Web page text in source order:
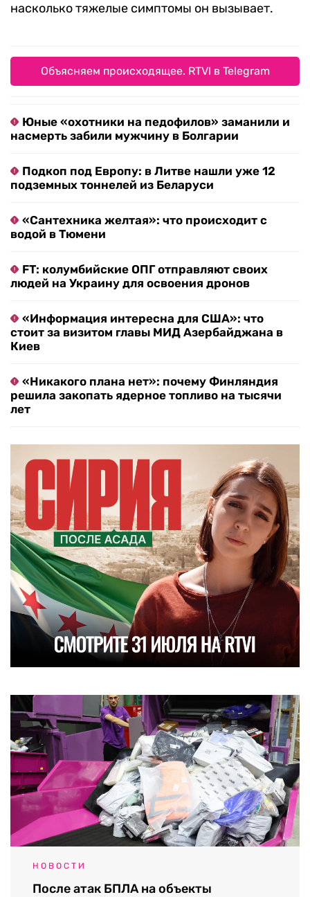
насколько тяжелые симптомы он вызывает.
Объясняем происходящее. RTVI в Telegram
Юные «охотники на педофилов» заманили и
насмерть забили мужчину в Болгарии
Подкоп под Европу: в Литве нашли уже 12
подземных тоннелей из Беларуси
«Сантехника желтая»: что происходит с
водой в Тюмени
FT: колумбийские ОПГ отправляют своих
людей на Украину для освоения дронов
«Информация интересна для США»: что
стоит за визитом главы МИД Азербайджана в
Киев
«Никакого плана нет»: почему Финляндия
решила закопать ядерное топливо на тысячи
лет
НОВОСТИ
После атак БПЛА на объекты